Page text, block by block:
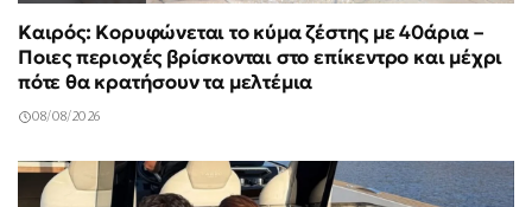
Καιρός: Κορυφώνεται το κύμα ζέστης με 40άρια –
Ποιες περιοχές βρίσκονται στο επίκεντρο και μέχρι
πότε θα κρατήσουν τα μελτέμια
08/08/2026